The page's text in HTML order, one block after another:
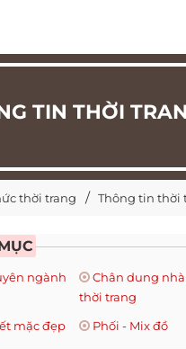
TIN THỜI
thời trang Thông tin thời
ngành
Chân dung
thời trang
mặc đẹp
Phối - Mix đồ